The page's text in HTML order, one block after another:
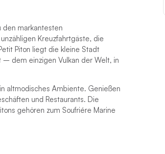
den markantesten
Kreuzfahrtgäste, die
Piton liegt die kleine Stadt
dem einzigen Vulkan der Welt, in
altmodisches Ambiente. Genießen
und Restaurants. Die
gehören zum Soufriére Marine